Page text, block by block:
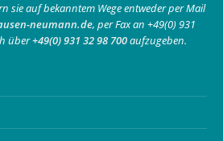
sie auf bekanntem Wege entweder per Mail
neumann.de, per Fax an +49(0) 931
über+49(0) 931 32 98 700aufzugeben.